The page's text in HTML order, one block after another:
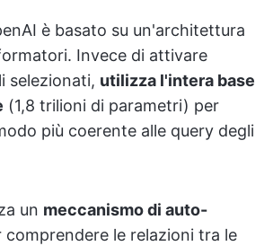
è basato su un'architettura
Invece di attivare
selezionati, utilizza l'intera base
(1,8 trilioni di parametri) per
più coerente alle query degli
un meccanismo di auto-
comprendere le relazioni tra le